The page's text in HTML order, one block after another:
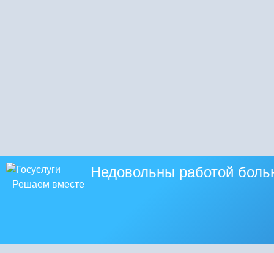
Решаем вместе
Недовольны работой